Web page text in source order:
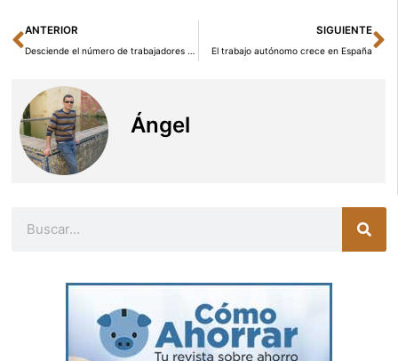
Ant
ANTERIOR
Desciende el número de trabajadores afectados por despido colectivo
SIGUIENTE
El trabajo autónomo crece en España
Ángel